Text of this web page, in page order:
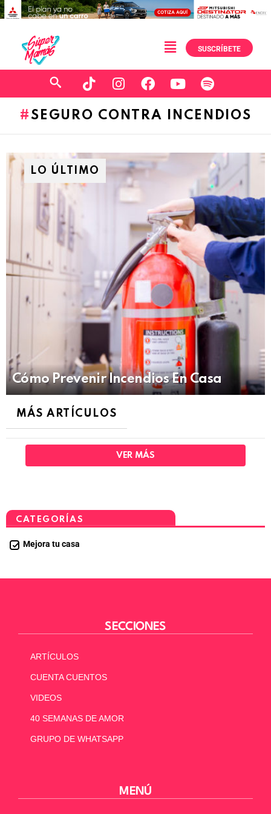
SUSCRÍBETE
SEGURO CONTRA INCENDIOS
LO ÚLTIMO
Cómo Prevenir Incendios En Casa
MÁS ARTÍCULOS
VER MÁS
CATEGORÍAS
Mejora tu casa
SECCIONES
ARTÍCULOS
CUENTA CUENTOS
VIDEOS
40 SEMANAS DE AMOR
GRUPO DE WHATSAPP
MENÚ